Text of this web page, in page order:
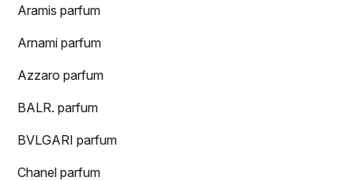
Aramis parfum
Arnami parfum
Azzaro parfum
BALR. parfum
BVLGARI parfum
Chanel parfum